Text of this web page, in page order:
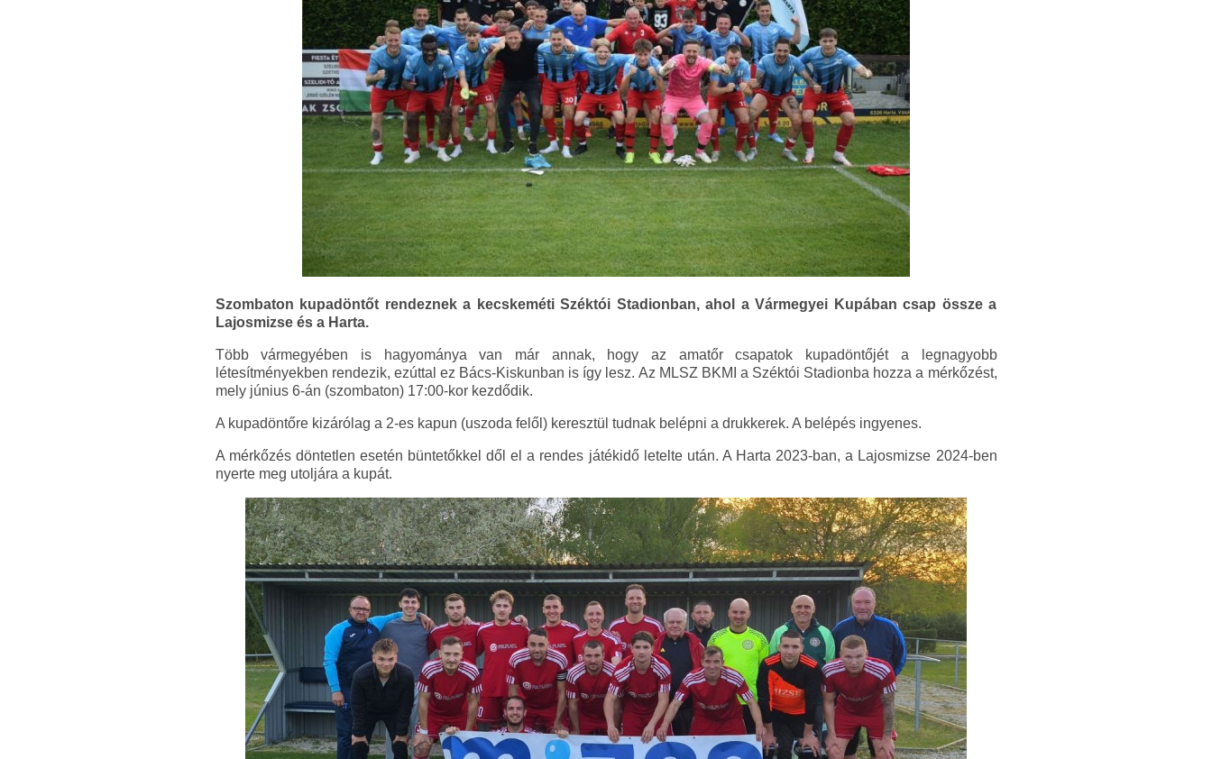
Szombaton kupadöntőt rendeznek a kecskeméti Széktói Stadionban, ahol a Vármegyei Kupában csap össze a
Lajosmizse és a Harta.
Több vármegyében is hagyománya van már annak, hogy az amatőr csapatok kupadöntőjét a legnagyobb
létesítményekben rendezik, ezúttal ez Bács-Kiskunban is így lesz. Az MLSZ BKMI a Széktói Stadionba hozza a mérkőzést,
mely június 6-án (szombaton) 17:00-kor kezdődik.
A kupadöntőre kizárólag a 2-es kapun (uszoda felől) keresztül tudnak belépni a drukkerek. A belépés ingyenes.
A mérkőzés döntetlen esetén büntetőkkel dől el a rendes játékidő letelte után. A Harta 2023-ban, a Lajosmizse 2024-ben
nyerte meg utoljára a kupát.